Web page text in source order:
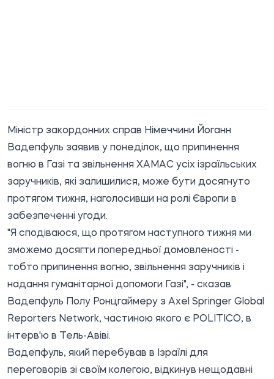
Міністр закордонних справ Німеччини Йоганн
Вадепфуль заявив у понеділок, що припинення
вогню в Газі та звільнення ХАМАС усіх ізраїльських
заручників, які залишилися, може бути досягнуто
протягом тижня, наголосивши на ролі Європи в
забезпеченні угоди.
"Я сподіваюся, що протягом наступного тижня ми
зможемо досягти попередньої домовленості -
тобто припинення вогню, звільнення заручників і
надання гуманітарної допомоги Газі", - сказав
Вадепфуль Полу Ронцгаймеру з Axel Springer Global
Reporters Network, частиною якого є POLITICO, в
інтерв'ю в Тель-Авіві.
Вадепфуль, який перебував в Ізраїлі для
переговорів зі своїм колегою, відкинув нещодавні